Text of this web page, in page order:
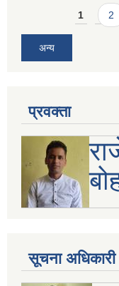
Pages1 2
अन्य
प्रवक्ता
सूचना अधिकारी